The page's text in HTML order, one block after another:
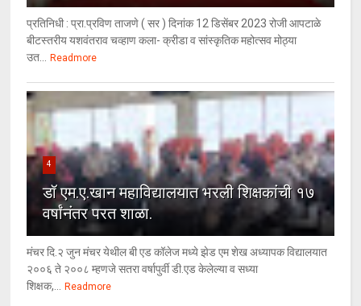
प्रतिनिधी : प्रा.प्रविण ताजणे ( सर ) दिनांक 12 डिसेंबर 2023 रोजी आपटाळे
बीटस्तरीय यशवंतराव चव्हाण कला- क्रीडा व सांस्कृतिक महोत्सव मोठ्या
उत... Readmore
4
डॉ एम.ए.खान महाविद्यालयात भरली शिक्षकांची १७
वर्षांनंतर परत शाळा.
मंचर दि.२ जुन मंचर येथील बी एड कॉलेज मध्ये झेड एम शेख अध्यापक विद्यालयात
२००६ ते २००८ म्हणजे सतरा वर्षापुर्वी डी.एड केलेल्या व सध्या
शिक्षक,... Readmore